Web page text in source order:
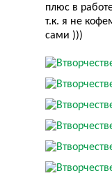
плюс в
т.к. я не
сами )))